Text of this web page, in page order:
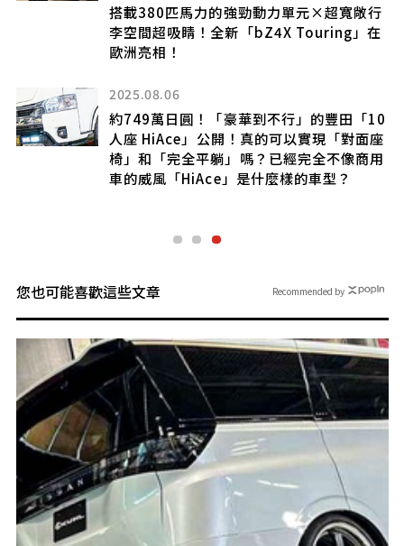
力的強勁動力單元×超寬敞行
睛！全新「bZ4X Touring」在
！「豪華到不行」的豐田「10
公開！真的可以實現「對面座
平躺」嗎？已經完全不像商用
」是什麼樣的車型？
2021.09.10
[試駕] 自然親
您也可能喜歡這些文章 Recommended by